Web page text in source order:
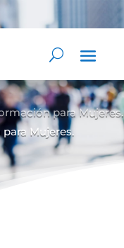
para Mujeres.
Mujeres.